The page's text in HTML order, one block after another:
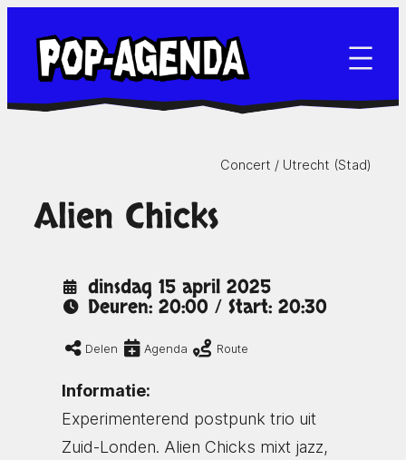
naar
inhoud
Concert / Utrecht (Stad)
Alien Chicks
dinsdag 15 april 2025
Deuren: 20:00 / Start: 20:30
Delen Agenda Route
Informatie:
Experimenterend postpunk trio uit
Zuid-Londen. Alien Chicks mixt jazz,